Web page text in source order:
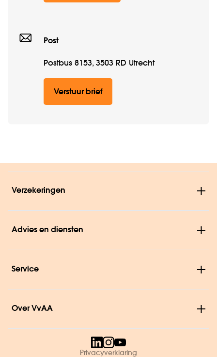
Post
Postbus 8153, 3503 RD Utrecht
Verstuur brief
Verzekeringen
Advies en diensten
Service
Over VvAA
Privacyverklaring